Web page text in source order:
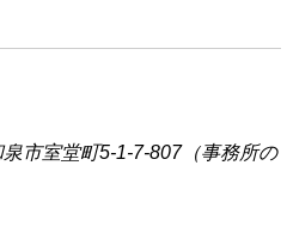
市室堂町5-1-7-807（事務所の